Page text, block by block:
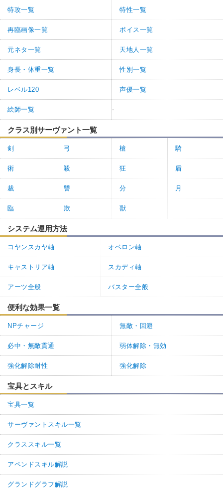
特攻一覧 特性一覧
再臨画像一覧 ボイス一覧
元ネタ一覧 天地人一覧
身長・体重一覧 性別一覧
レベル120 声優一覧
絵師一覧 -
クラス別サーヴァント一覧
剣 弓 槍 騎
術 殺 狂 盾
裁 讐 分 月
臨 欺 獣
システム運用方法
コヤンスカヤ軸 オベロン軸
キャストリア軸 スカディ軸
アーツ全般 バスター全般
便利な効果一覧
NPチャージ 無敵・回避
必中・無敵貫通 弱体解除・無効
強化解除耐性 強化解除
宝具とスキル
宝具一覧
サーヴァントスキル一覧
クラススキル一覧
アペンドスキル解説
グランドグラフ解説